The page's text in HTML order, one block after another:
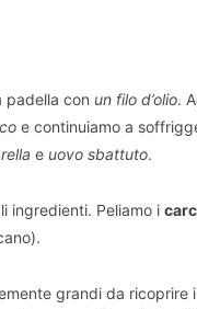
padella con un filo d’olio.
e continuiamo a
e uovo sbattuto.
ingredienti. Peliamo i
grandi da